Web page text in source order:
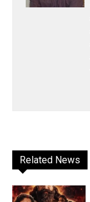
Related News